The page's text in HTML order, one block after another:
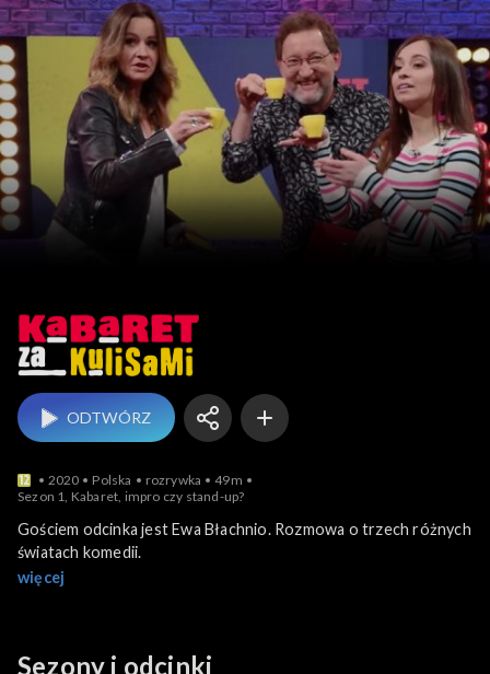
Kabaret za kulisami
ODTWÓRZ
2020 Polska rozrywka
49m
Sezon 1, Kabaret, impro czy stand-up?
Gościem odcinka jest Ewa Błachnio. Rozmowa o trzech różnych
światach komedii.
więcej
Sezony i odcinki